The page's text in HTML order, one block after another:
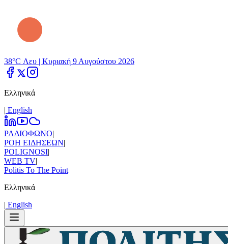
38°C Λευ | Κυριακή 9 Αυγούστου 2026
Ελληνικά
| Εnglish
ΡΑΔΙΟΦΩΝΟ|
ΡΟΗ ΕΙΔΗΣΕΩΝ|
POLIGNOSI|
WEB TV|
Politis To The Point
Ελληνικά
| Εnglish